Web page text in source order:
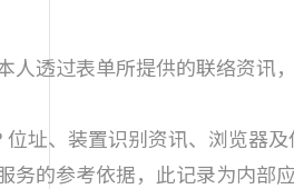
透过表单所提供的联络资讯
址、装置识别资讯、浏览器
的参考依据，此记录为内部